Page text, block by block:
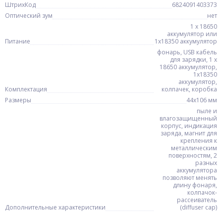
ШтрихКод
6824091403373
Оптический зум
нет
Питание
1 x 18650
аккумулятор или
1x18350 аккумулятор
Комплектация
фонарь, USB кабель
для зарядки, 1 x
18650 аккумулятор,
1x18350
аккумулятор,
колпачек, коробка
Размеры
44х106 мм
Дополнительные характеристики
пыле и
влагозащищенный
корпус, индикация
заряда, магнит для
крепления к
металлическим
поверхностям, 2
разных
аккумулятора
позволяют менять
длину фонаря,
колпачок-
рассеиватель
(diffuser cap)